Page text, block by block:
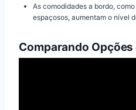
As comodidades a bordo,
espaçosos, aumentam o nível
Comparando Opções